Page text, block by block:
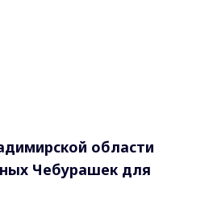
области
Чебурашек для